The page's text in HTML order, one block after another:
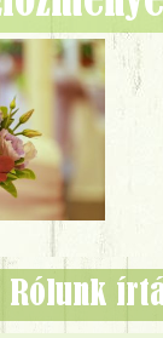
Rólunk